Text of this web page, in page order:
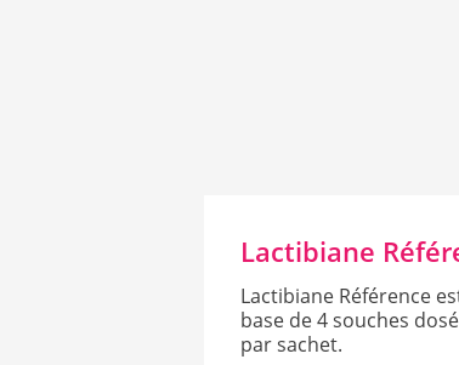
Lactibiane
Lactibiane Référence
base de 4 souches
par sachet.